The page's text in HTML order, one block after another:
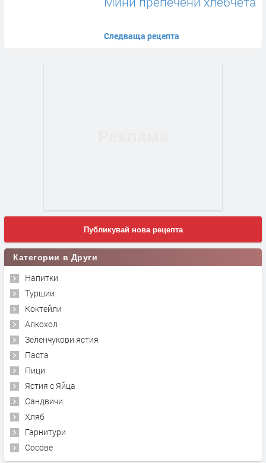
Следваща рецепта
Публикувай нова рецепта
Категории в Други
Напитки
Туршии
Коктейли
Алкохол
Зеленчукови ястия
Паста
Пици
Ястия с Яйца
Сандвичи
Хляб
Гарнитури
Сосове